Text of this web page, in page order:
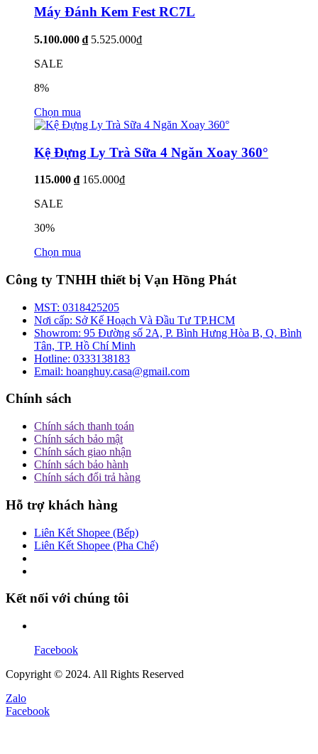
Máy Đánh Kem Fest RC7L
5.100.000 ₫ 5.525.000₫
SALE
8%
Chọn mua
Kệ Đựng Ly Trà Sữa 4 Ngăn Xoay 360°
115.000 ₫ 165.000₫
SALE
30%
Chọn mua
Công ty TNHH thiết bị Vạn Hồng Phát
MST: 0318425205
Nơi cấp: Sở Kế Hoạch Và Đầu Tư TP.HCM
Showrom: 95 Đường số 2A, P. Bình Hưng Hòa B, Q. Bình
Tân, TP. Hồ Chí Minh
Hotline: 0333138183
Email: hoanghuy.casa@gmail.com
Chính sách
Chính sách thanh toán
Chính sách bảo mật
Chính sách giao nhận
Chính sách bảo hành
Chính sách đổi trả hàng
Hỗ trợ khách hàng
Liên Kết Shopee (Bếp)
Liên Kết Shopee (Pha Chế)
Kết nối với chúng tôi
Facebook
Copyright © 2024. All Rights Reserved
Zalo
Facebook